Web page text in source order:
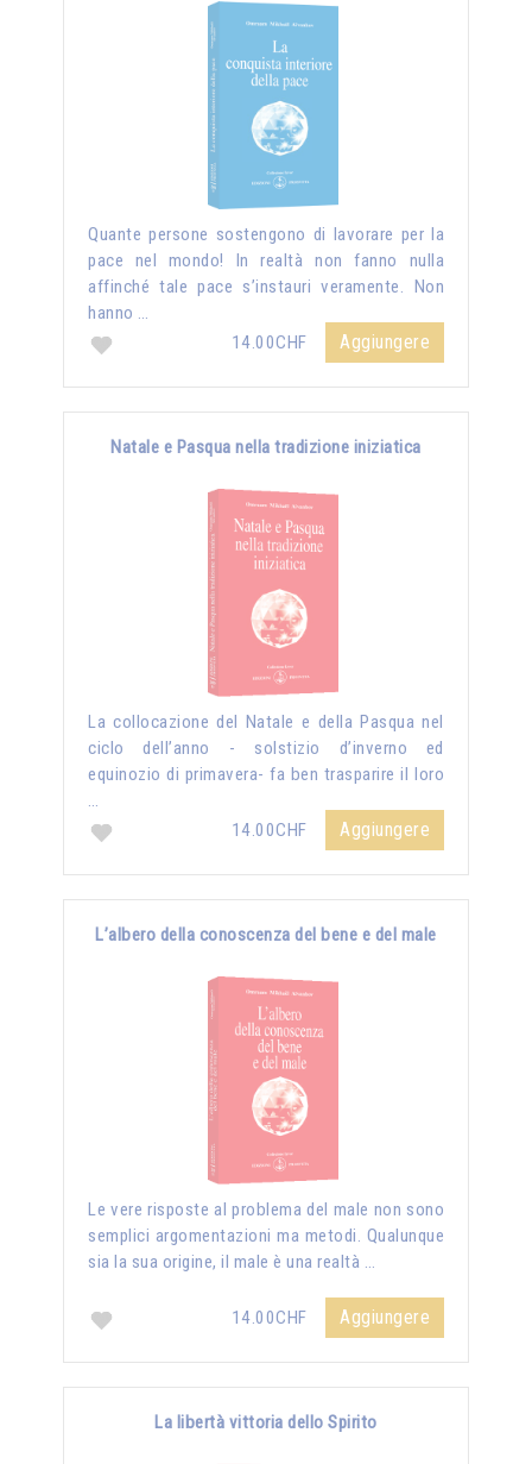
Quante persone sostengono di lavorare per la
pace nel mondo! In realtà non fanno nulla
affinché tale pace s’instauri veramente. Non
hanno …
14.00CHF
Aggiungere
Natale e Pasqua nella tradizione iniziatica
La collocazione del Natale e della Pasqua nel
ciclo dell’anno - solstizio d’inverno ed
equinozio di primavera- fa ben trasparire il loro
…
14.00CHF
Aggiungere
L’albero della conoscenza del bene e del male
Le vere risposte al problema del male non sono
semplici argomentazioni ma metodi. Qualunque
sia la sua origine, il male è una realtà …
14.00CHF Aggiungere
La libertà vittoria dello Spirito